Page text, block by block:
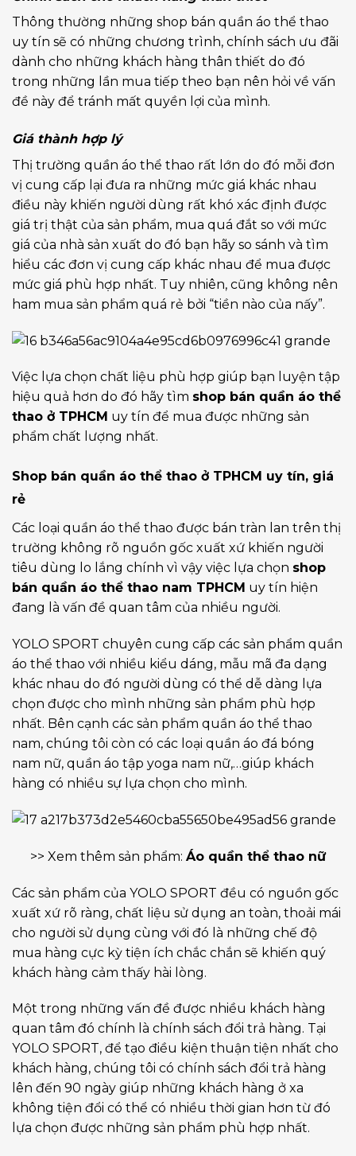
Thông thường những shop bán quần áo thể thao
uy tín sẽ có những chương trình, chính sách ưu đãi
dành cho những khách hàng thân thiết do đó
trong những lần mua tiếp theo bạn nên hỏi về vấn
đề này để tránh mất quyền lợi của mình.
Giá thành hợp lý
Thị trường quần áo thể thao rất lớn do đó mỗi đơn
vị cung cấp lại đưa ra những mức giá khác nhau
điều này khiến người dùng rất khó xác định được
giá trị thật của sản phẩm, mua quá đắt so với mức
giá của nhà sản xuất do đó bạn hãy so sánh và tìm
hiểu các đơn vị cung cấp khác nhau để mua được
mức giá phù hợp nhất. Tuy nhiên, cũng không nên
ham mua sản phẩm quá rẻ bởi “tiền nào của nấy”.
Việc lựa chọn chất liệu phù hợp giúp bạn luyện tập
hiệu quả hơn do đó hãy tìm shop bán quần áo thể
thao ở TPHCM uy tín để mua được những sản
phẩm chất lượng nhất.
Shop bán quần áo thể thao ở TPHCM uy tín, giá
rẻ
Các loại quần áo thể thao được bán tràn lan trên thị
trường không rõ nguồn gốc xuất xứ khiến người
tiêu dùng lo lắng chính vì vậy việc lựa chọn shop
bán quần áo thể thao nam TPHCM uy tín hiện
đang là vấn đề quan tâm của nhiều người.
YOLO SPORT chuyên cung cấp các sản phẩm quần
áo thể thao với nhiều kiểu dáng, mẫu mã đa dạng
khác nhau do đó người dùng có thể dễ dàng lựa
chọn được cho mình những sản phẩm phù hợp
nhất. Bên cạnh các sản phẩm quần áo thể thao
nam, chúng tôi còn có các loại quần áo đá bóng
nam nữ, quần áo tập yoga nam nữ,…giúp khách
hàng có nhiều sự lựa chọn cho mình.
>> Xem thêm sản phẩm: Áo quần thể thao nữ
Các sản phẩm của YOLO SPORT đều có nguồn gốc
xuất xứ rõ ràng, chất liệu sử dụng an toàn, thoải mái
cho người sử dụng cùng với đó là những chế độ
mua hàng cực kỳ tiện ích chắc chắn sẽ khiến quý
khách hàng cảm thấy hài lòng.
Một trong những vấn đề được nhiều khách hàng
quan tâm đó chính là chính sách đổi trả hàng. Tại
YOLO SPORT, để tạo điều kiện thuận tiện nhất cho
khách hàng, chúng tôi có chính sách đổi trả hàng
lên đến 90 ngày giúp những khách hàng ở xa
không tiện đổi có thể có nhiều thời gian hơn từ đó
lựa chọn được những sản phẩm phù hợp nhất.